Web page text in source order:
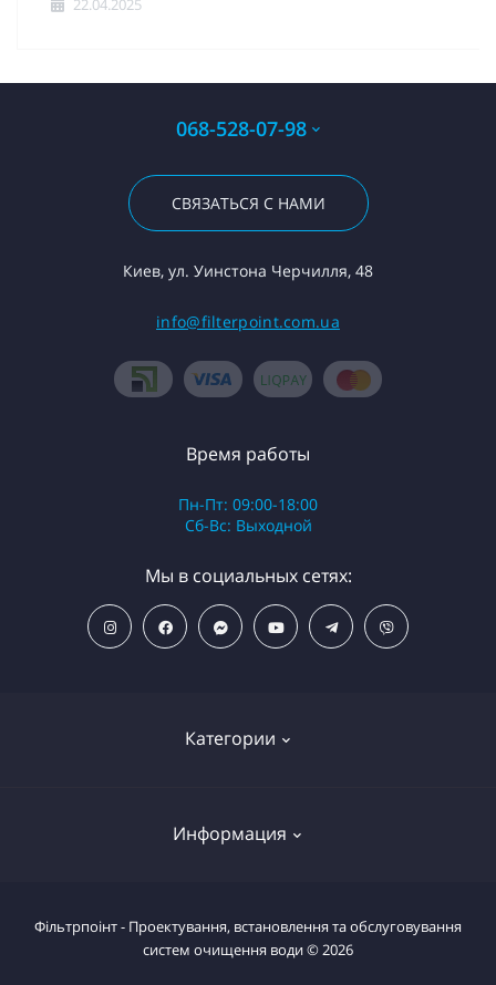
22.04.2025
068-528-07-98
СВЯЗАТЬСЯ С НАМИ
Киев, ул. Уинстона Черчилля, 48
info@filterpoint.com.ua
Категории
ПОПУЛЯРНЫЕ ТОВАРЫ
Фильтры магистральные
Информация
Вернуть товар
Время работы
Пн-Пт: 09:00-18:00
Сб-Вс: Выходной
Мы в социальных сетях:
Фільтрпоінт - Проектування, встановлення та обслуговування
систем очищення води © 2026